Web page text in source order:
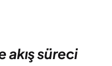
akış süreci